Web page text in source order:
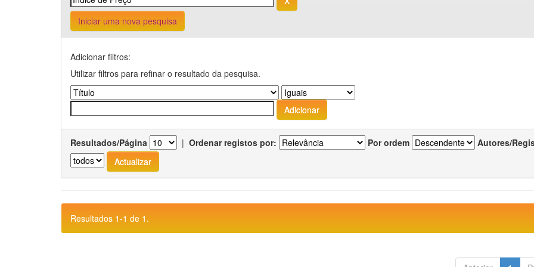
Iniciar uma nova pesquisa
Adicionar filtros:
Utilizar filtros para refinar o resultado da pesquisa.
Resultados/Página | Ordenar registos por: Por ordem Autores/
Resultados 1-1 de 1.